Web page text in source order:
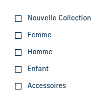
Nouvelle Collection
Femme
Homme
Enfant
Accessoires